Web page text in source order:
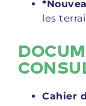
les
Cahier